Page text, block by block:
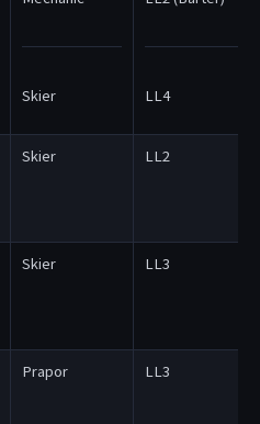
Skier LL4
Skier LL2
Skier LL3
Prapor LL3